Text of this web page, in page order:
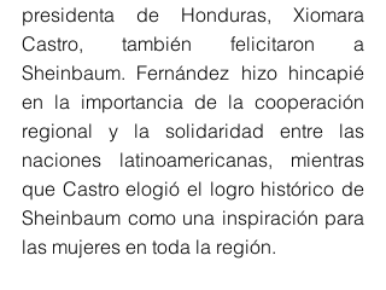
presidenta de Honduras, Xiomara
Castro, también felicitaron a
Sheinbaum. Fernández hizo hincapié
en la importancia de la cooperación
regional y la solidaridad entre las
naciones latinoamericanas, mientras
que Castro elogió el logro histórico de
Sheinbaum como una inspiración para
las mujeres en toda la región.